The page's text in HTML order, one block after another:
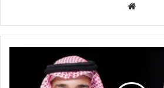
ق
ع